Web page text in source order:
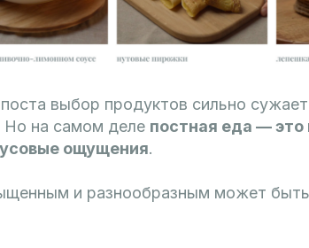
выбор продуктов сильно
Но на самом деле постная еда — это
ощущения.
и разнообразным может